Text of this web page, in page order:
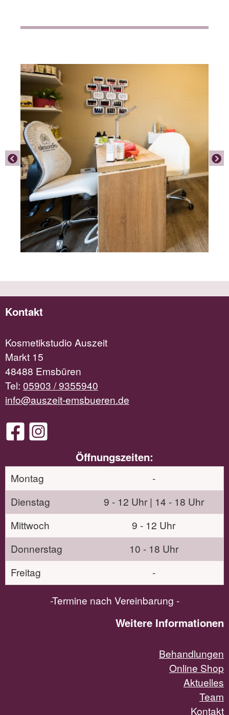
Kontakt
Kosmetikstudio Auszeit
Markt 15
48488 Emsbüren
Tel: 05903 / 9355940
info@auszeit-emsbueren.de
Öffnungszeiten:
Montag
-
Dienstag
9 - 12 Uhr | 14 - 18 Uhr
Mittwoch
9 - 12 Uhr
Donnerstag
10 - 18 Uhr
Freitag
-
-Termine nach Vereinbarung -
Weitere Informationen
Behandlungen
Online Shop
Aktuelles
Team
Kontakt